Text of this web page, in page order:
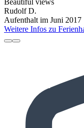
Beautiful views
Rudolf D.
Aufenthalt im Juni 2017
Weitere Infos zu